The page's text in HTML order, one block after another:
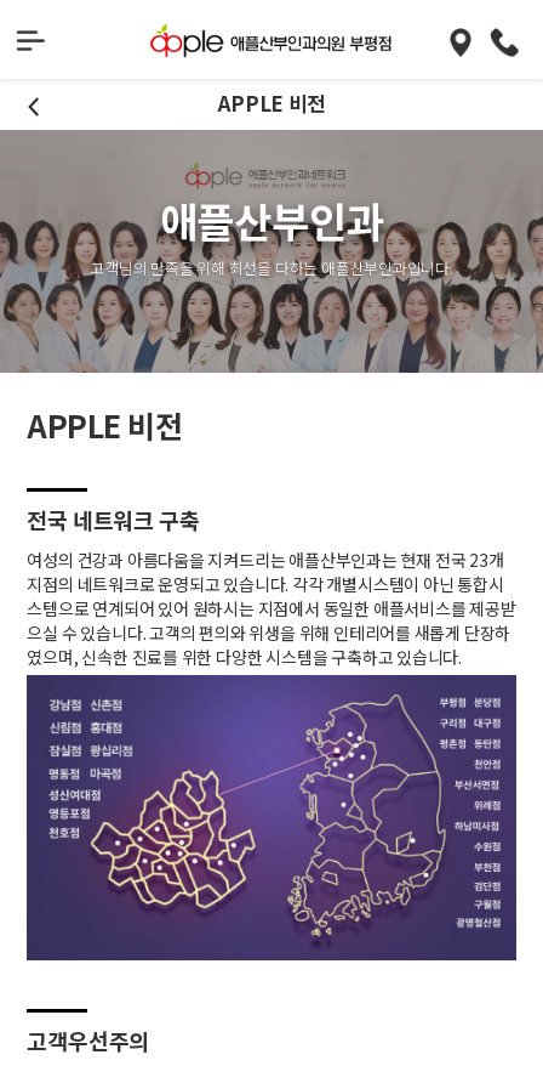
APPLE 비전
애플산부인과
고객님의 만족을 위해 최선을 다하는 애플산부인과입니다.
APPLE 비전
전국 네트워크 구축
여성의 건강과 아름다움을 지켜드리는 애플산부인과는 현재 전국 23개
지점의 네트워크로 운영되고 있습니다. 각각 개별시스템이 아닌 통합시
스템으로 연계되어 있어 원하시는 지점에서 동일한 애플서비스를 제공받
으실 수 있습니다. 고객의 편의와 위생을 위해 인테리어를 새롭게 단장하
였으며, 신속한 진료를 위한 다양한 시스템을 구축하고 있습니다.
고객우선주의